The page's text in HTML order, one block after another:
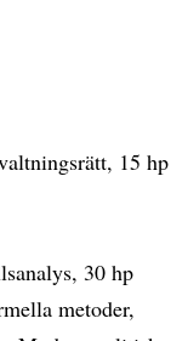
15 hp
30 hp
metoder,